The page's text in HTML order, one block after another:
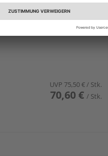
UVP 75,50 €/ Stk.
70,60 € / Stk.